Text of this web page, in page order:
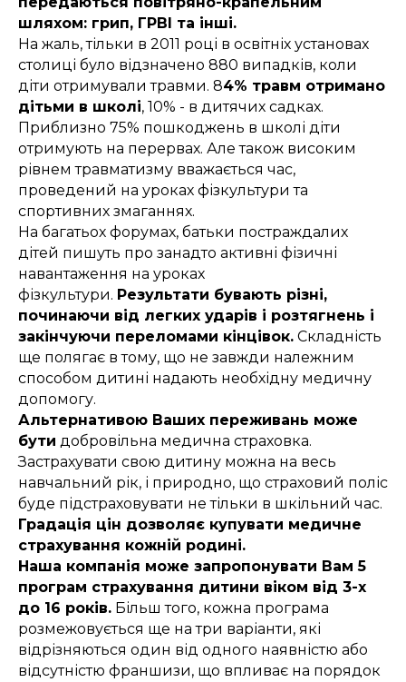
шляхом: грип, ГРВІ та інші.
На жаль, тільки в 2011 році в освітніх установах
столиці було відзначено 880 випадків, коли
діти отримували травми. 84% травм отримано
дітьми в школі, 10% - в дитячих садках.
Приблизно 75% пошкоджень в школі діти
отримують на перервах. Але також високим
рівнем травматизму вважається час,
проведений на уроках фізкультури та
спортивних змаганнях.
На багатьох форумах, батьки постраждалих
дітей пишуть про занадто активні фізичні
навантаження на уроках
фізкультури. Результати бувають різні,
починаючи від легких ударів і розтягнень і
закінчуючи переломами кінцівок. Складність
ще полягає в тому, що не завжди належним
способом дитині надають необхідну медичну
допомогу.
Альтернативою Ваших переживань може
бути добровільна медична страховка.
Застрахувати свою дитину можна на весь
навчальний рік, і природно, що страховий поліс
буде підстраховувати не тільки в шкільний час.
Градація цін дозволяє купувати медичне
страхування кожній родині.
Наша компанія може запропонувати Вам 5
програм страхування дитини віком від 3-х
до 16 років. Більш того, кожна програма
розмежовується ще на три варіанти, які
відрізняються один від одного наявністю або
відсутністю франшизи, що впливає на порядок